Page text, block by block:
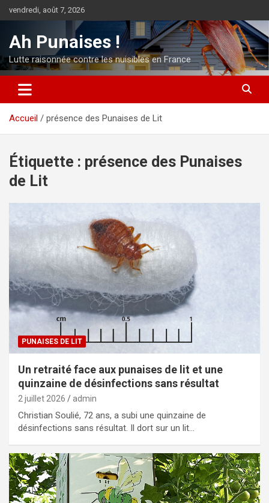
au
vendredi, août 7, 2026
Ah Punaises !
Lutte raisonnée contre les nuisibles en France
Accueil présence des Punaises de Lit
Étiquette : présence des Punaises
de Lit
PUNAISES DE LIT
Un retraité face aux punaises de lit et une
quinzaine de désinfections sans résultat
2 juillet 2026 admin
Christian Soulié, 72 ans, a subi une quinzaine de
désinfections sans résultat. Il dort sur un lit…